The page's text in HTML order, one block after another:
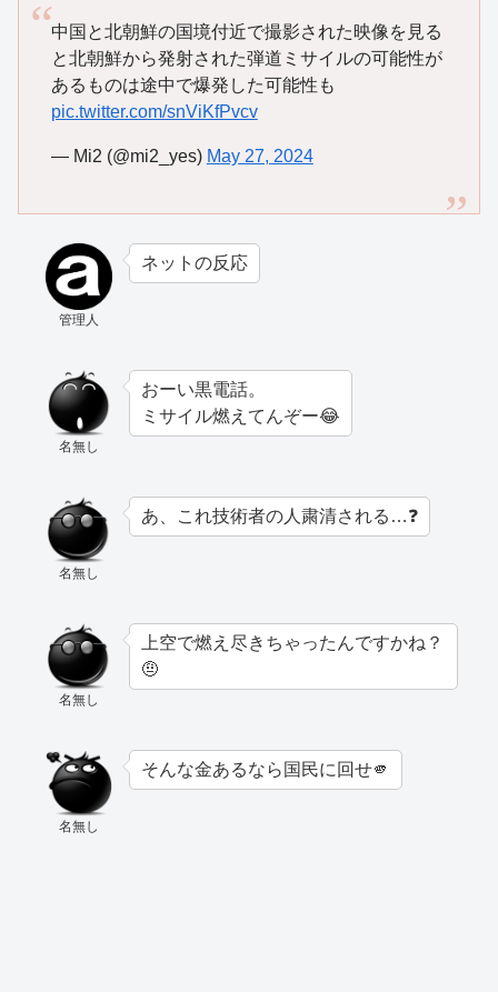
中国と北朝鮮の国境付近で撮影された映像を見る
と北朝鮮から発射された弾道ミサイルの可能性が
あるものは途中で爆発した可能性も
pic.twitter.com/snViKfPvcv
— Mi2 (@mi2_yes) May 27, 2024
管理人
ネットの反応
名無し
おーい黒電話。
ミサイル燃えてんぞー😂
名無し
あ、これ技術者の人粛清される…❓
名無し
上空で燃え尽きちゃったんですかね？
🤨
名無し
そんな金あるなら国民に回せ🫵